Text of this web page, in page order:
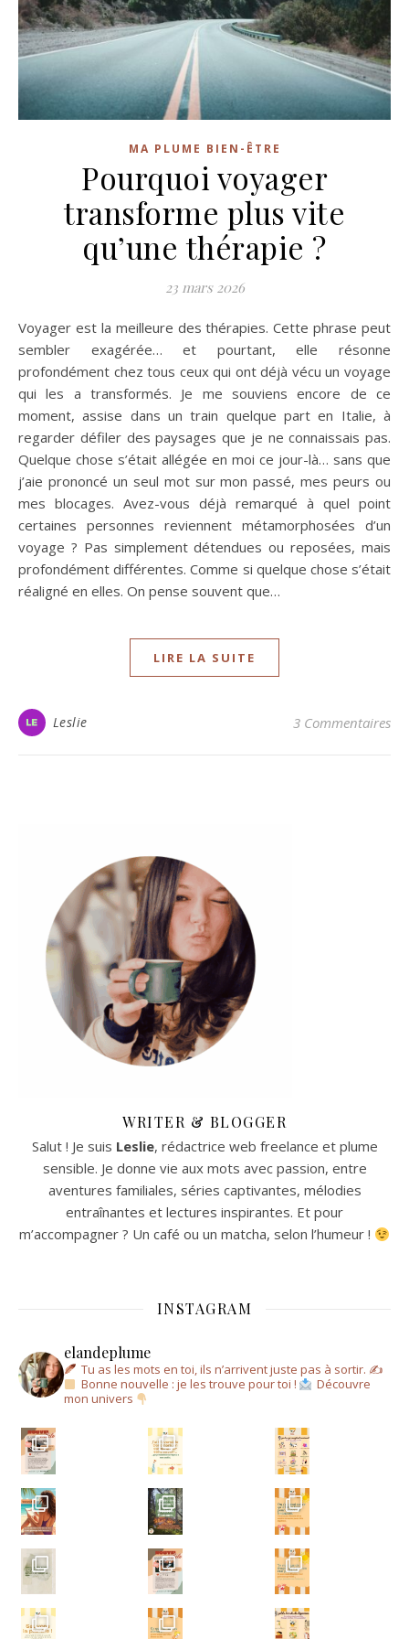
MA PLUME BIEN-ÊTRE
Pourquoi voyager
transforme plus vite
qu’une thérapie ?
23 mars 2026
Voyager est la meilleure des thérapies. Cette phrase peut
sembler exagérée… et pourtant, elle résonne
profondément chez tous ceux qui ont déjà vécu un voyage
qui les a transformés. Je me souviens encore de ce
moment, assise dans un train quelque part en Italie, à
regarder défiler des paysages que je ne connaissais pas.
Quelque chose s’était allégée en moi ce jour-là… sans que
j’aie prononcé un seul mot sur mon passé, mes peurs ou
mes blocages. Avez-vous déjà remarqué à quel point
certaines personnes reviennent métamorphosées d’un
voyage ? Pas simplement détendues ou reposées, mais
profondément différentes. Comme si quelque chose s’était
réaligné en elles. On pense souvent que…
LIRE LA SUITE
Leslie 3 Commentaires
WRITER & BLOGGER
Salut ! Je suis Leslie, rédactrice web freelance et plume
sensible. Je donne vie aux mots avec passion, entre
aventures familiales, séries captivantes, mélodies
entraînantes et lectures inspirantes. Et pour
m’accompagner ? Un café ou un matcha, selon l’humeur !
INSTAGRAM
elandeplume
Tu as les mots en toi, ils n’arrivent juste pas à sortir. ✍
Bonne nouvelle : je les trouve pour toi !
Découvre
mon univers
Un a
Un ar
Écris-moi